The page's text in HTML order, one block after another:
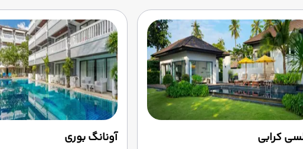
کرابی آونانگ بوری